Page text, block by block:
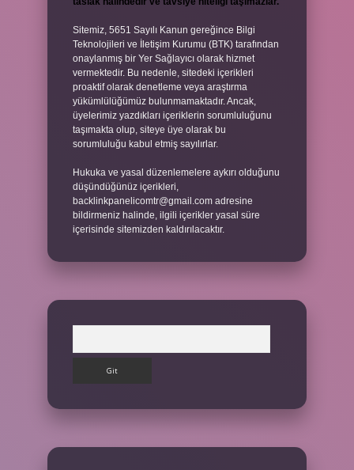
Sitemiz, 5651 Sayılı Kanun gereğince Bilgi
Teknolojileri ve İletişim Kurumu (BTK) tarafından
onaylanmış bir Yer Sağlayıcı olarak hizmet
vermektedir. Bu nedenle, sitedeki içerikleri
proaktif olarak denetleme veya araştırma
yükümlülüğümüz bulunmamaktadır. Ancak,
üyelerimiz yazdıkları içeriklerin sorumluluğunu
taşımakta olup, siteye üye olarak bu
sorumluluğu kabul etmiş sayılırlar.
Hukuka ve yasal düzenlemelere aykırı olduğunu
düşündüğünüz içerikleri,
backlinkpanelicomtr@gmail.com adresine
bildirmeniz halinde, ilgili içerikler yasal süre
içerisinde sitemizden kaldırılacaktır.